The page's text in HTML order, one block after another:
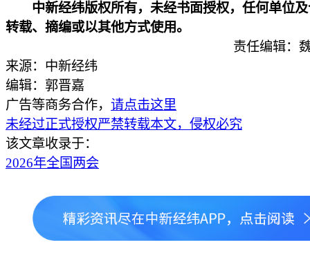
中新经纬版权所有，未经书面授权，任何单位
转载、摘编或以其他方式使用。
责任编辑：
来源：中新经纬
编辑：郭晋嘉
广告等商务合作， 请点击这里
未经过正式授权严禁转载本文，侵权必究
该文章收录于：
2026年全国两会